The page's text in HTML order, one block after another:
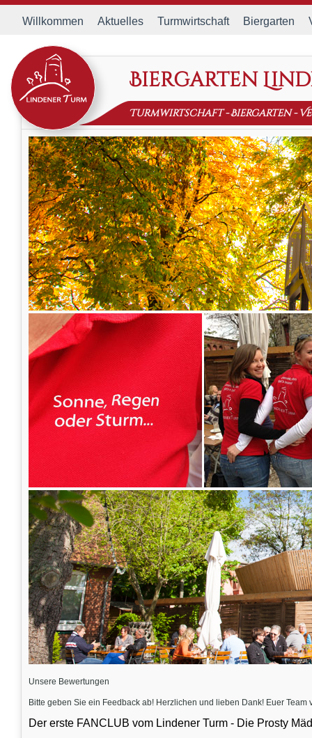
Willkommen Aktuelles Turmwirtschaft Biergarten
Biergarten
Turmwirtschaft-Biergarten-
Unsere Bewertungen
Bitte geben Sie ein Feedback ab! Herzlichen und lieben Dank! Euer Team
Der erste FANCLUB vom Lindener Turm - Die Prosty
Rudi Schulte
Ich war am 1. Adventswochenende 2012 dort. Das Weihnachtsdorf ist
Getränke waren sehr gut. Personal freundlich und hilfsbereit.
Zurück 3 5 6 Weiter Ende